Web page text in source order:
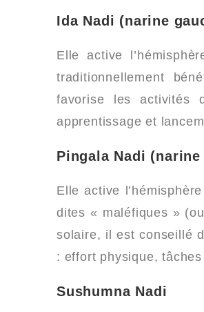
Ida Nadi (narine
Elle active
traditionnellement
favorise les activités
apprentissage et
Pingala Nadi
Elle active l’hémisphère
dites « maléfiques »
solaire, il est conseillé
: effort physique,
Sushumna Nadi